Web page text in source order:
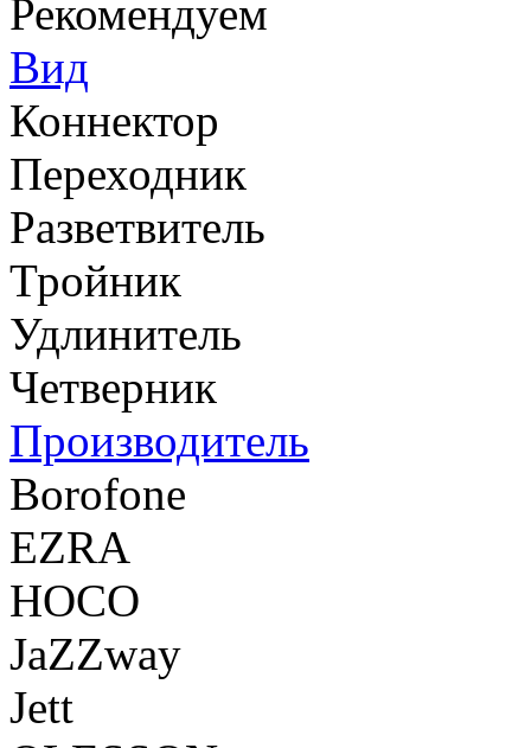
Рекомендуем
Вид
Коннектор
Переходник
Разветвитель
Тройник
Удлинитель
Четверник
Производитель
Borofone
EZRA
HOCO
JaZZway
Jett